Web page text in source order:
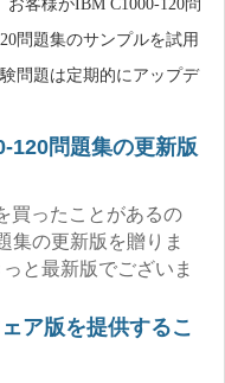
客様がIBM C1000-120問
問題集のサンプルを試用
問題は定期的にアップデ
120問題集の更新版
買ったことがあるの
集の更新版を贈りま
と最新版でございま
ア版を提供するこ